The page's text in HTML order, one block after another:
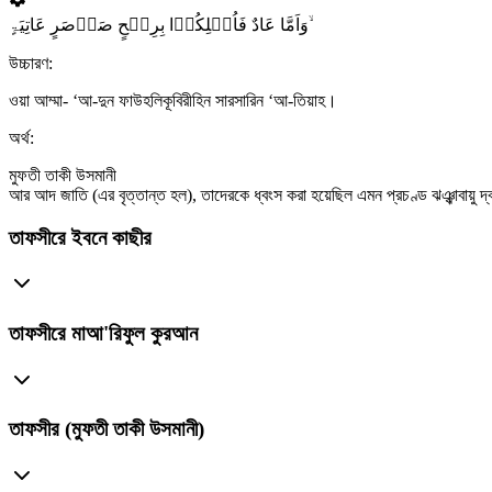
وَاَمَّا عَادٌ فَاُہۡلِکُوۡا بِرِیۡحٍ صَرۡصَرٍ عَاتِیَۃٍ ۙ
উচ্চারণ:
ওয়া আম্মা- ‘আ-দুন ফাউহলিকূবিরীহিন সারসারিন ‘আ-তিয়াহ।
অর্থ:
মুফতী তাকী উসমানী
আর আদ জাতি (এর বৃত্তান্ত হল), তাদেরকে ধ্বংস করা হয়েছিল এমন প্রচণ্ড ঝঞ্ঝাবায়ু
তাফসীরে ইবনে কাছীর
তাফসীরে মাআ'রিফুল কুরআন
তাফসীর (মুফতী তাকী উসমানী)